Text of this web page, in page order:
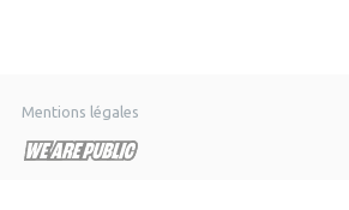
Mentions légales